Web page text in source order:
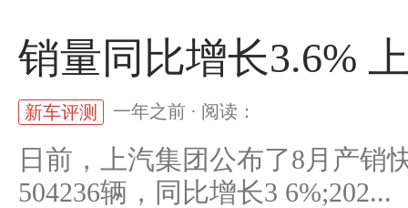
销量同比增长3.6%
新车评测 一年之前 · 阅读：
日前，上汽集团公布了8月产销
504236辆，同比增长3 6%;202...